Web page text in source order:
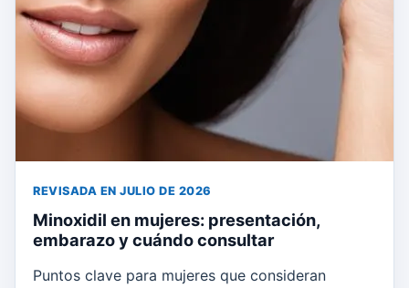
REVISADA EN JULIO DE 2026
Minoxidil en mujeres: presentación,
embarazo y cuándo consultar
Puntos clave para mujeres que consideran